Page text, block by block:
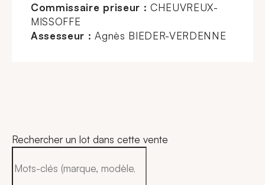
Commissaire priseur : CHEUVREUX-
MISSOFFE
Assesseur : Agnès BIEDER-VERDENNE
Rechercher un lot dans cette vente